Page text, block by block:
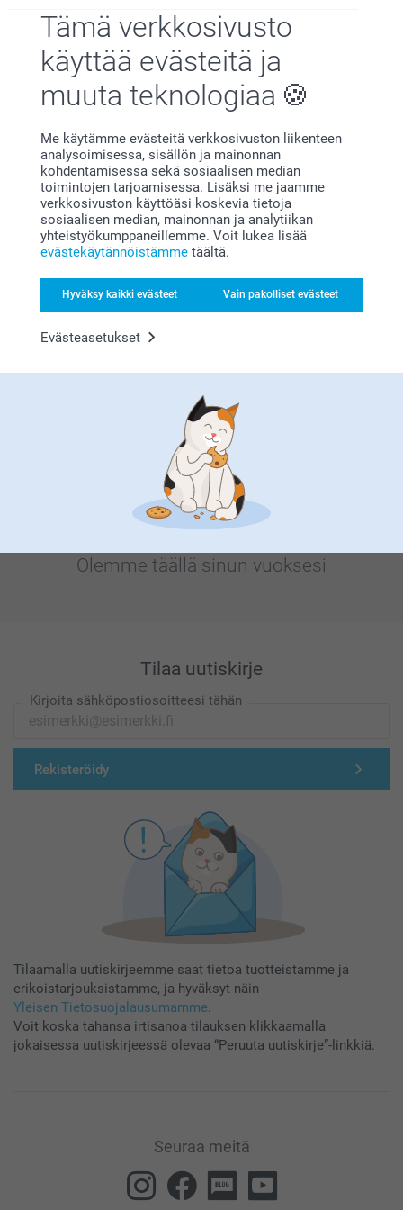
Tämä verkkosivusto
käyttää evästeitä ja
muuta teknologiaa
Me käytämme evästeitä verkkosivuston liikenteen
analysoimisessa, sisällön ja mainonnan
kohdentamisessa sekä sosiaalisen median
toimintojen tarjoamisessa. Lisäksi me jaamme
verkkosivuston käyttöäsi koskevia tietoja
sosiaalisen median, mainonnan ja analytiikan
yhteistyökumppaneillemme. Voit lukea lisää
evästekäytännöistämme täältä.
Hyväksy kaikki evästeet Vain pakolliset evästeet
Evästeasetukset
Tyytyväisyystakuu
Bonusta kaikista tilauksista
Etsitkö inspiraatiota?
Olemme täällä sinun vuoksesi
Tilaa uutiskirje
Kirjoita sähköpostiosoitteesi tähän
Rekisteröidy
Tilaamalla uutiskirjeemme saat tietoa tuotteistamme ja
erikoistarjouksistamme, ja hyväksyt näin
Yleisen Tietosuojalausumamme.
Voit koska tahansa irtisanoa tilauksen klikkaamalla
jokaisessa uutiskirjeessä olevaa “Peruuta uutiskirje”-linkkiä.
Seuraa meitä